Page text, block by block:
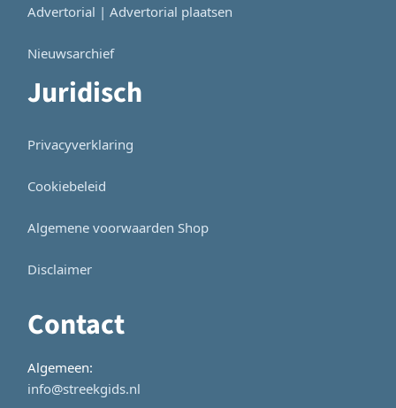
Advertorial | Advertorial plaatsen
Nieuwsarchief
Juridisch
Privacyverklaring
Cookiebeleid
Algemene voorwaarden Shop
Disclaimer
Contact
Algemeen:
info@streekgids.nl